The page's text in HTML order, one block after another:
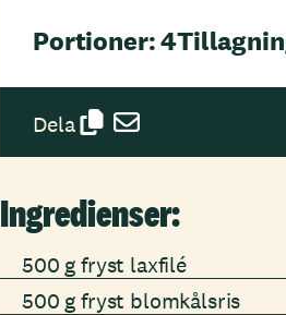
Portioner: 4
Dela
Ingredienser:
500 g fryst laxfilé
500 g fryst blomkålsris